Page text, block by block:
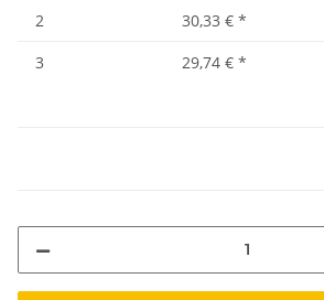
2 30,33 € *
3
29,74 € *